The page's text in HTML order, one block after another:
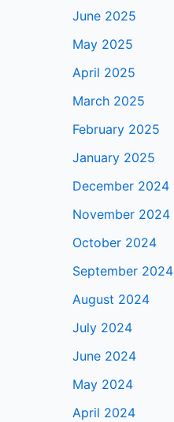
June 2025
May 2025
April 2025
March 2025
February 2025
January 2025
December 2024
November 2024
October 2024
September 2024
August 2024
July 2024
June 2024
May 2024
April 2024